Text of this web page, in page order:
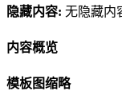
隐藏内容: 无隐藏内
内容概览
模板图缩略